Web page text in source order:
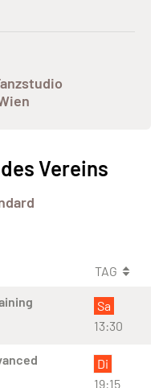
Vereins
TAG
Sa
13:30
Di
19:15